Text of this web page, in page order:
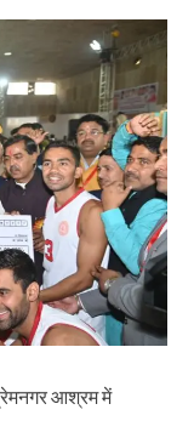
आश्रम में